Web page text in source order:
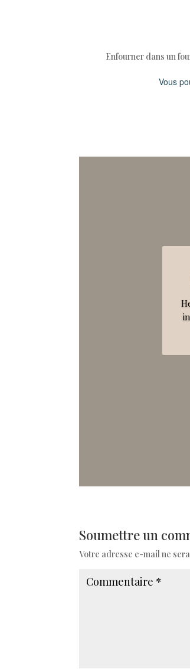
Enfourner dans un
Vous
Soumettre un
Votre adresse e-mail ne